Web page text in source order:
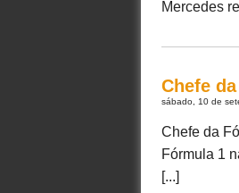
Mercedes
Chefe
sábado, 10 de
Chefe da
Fórmula 1
[...]